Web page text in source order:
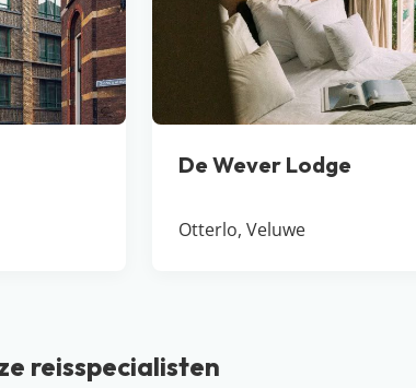
De Wever Lodge
Otterlo, Veluwe
reisspecialisten